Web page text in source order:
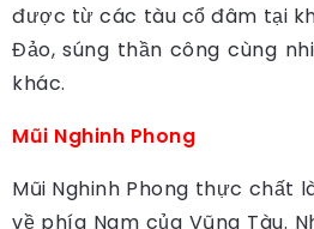
được từ các tàu cổ đâm tại
Đảo, súng thần công cùng
khác.
Mũi Nghinh Phong
Mũi Nghinh Phong thực chất
về phía Nam của Vũng Tàu.